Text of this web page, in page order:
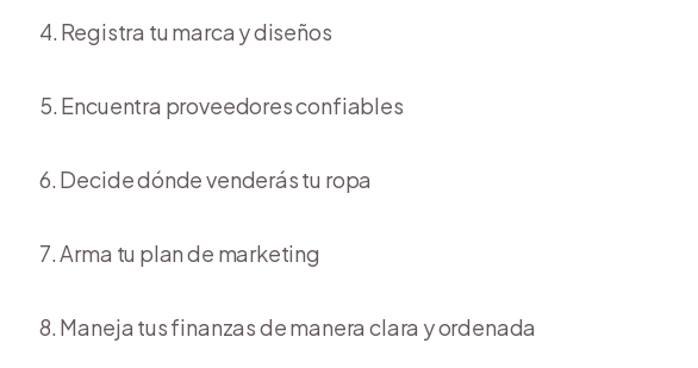
Registra tu marca y diseños
Encuentra proveedores confiables
Decide dónde venderás tu ropa
Arma tu plan de marketing
Maneja tus finanzas de manera clara y ordenada